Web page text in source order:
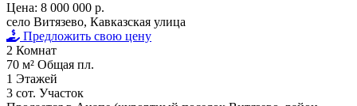
Цена: 8 000 000 р.
село Витязево, Кавказская улица
Предложить свою цену
2 Комнат
70 м² Общая пл.
1 Этажей
3 сот. Участок